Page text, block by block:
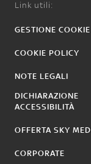
Link utili:
GESTIONE COOKIE
COOKIE POLICY
NOTE LEGALI
DICHIARAZIONE
ACCESSIBILITÀ
OFFERTA SKY
CORPORATE